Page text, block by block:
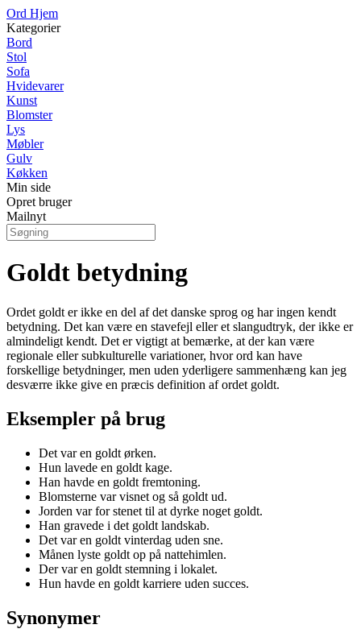
Ord Hjem
Kategorier
Bord
Stol
Sofa
Hvidevarer
Kunst
Blomster
Lys
Møbler
Gulv
Køkken
Min side
Opret bruger
Mailnyt
Goldt betydning
Ordet goldt er ikke en del af det danske sprog og har ingen kendt
betydning. Det kan være en stavefejl eller et slangudtryk, der ikke er
almindeligt kendt. Det er vigtigt at bemærke, at der kan være
regionale eller subkulturelle variationer, hvor ord kan have
forskellige betydninger, men uden yderligere sammenhæng kan jeg
desværre ikke give en præcis definition af ordet goldt.
Eksempler på brug
Det var en goldt ørken.
Hun lavede en goldt kage.
Han havde en goldt fremtoning.
Blomsterne var visnet og så goldt ud.
Jorden var for stenet til at dyrke noget goldt.
Han gravede i det goldt landskab.
Det var en goldt vinterdag uden sne.
Månen lyste goldt op på nattehimlen.
Der var en goldt stemning i lokalet.
Hun havde en goldt karriere uden succes.
Synonymer